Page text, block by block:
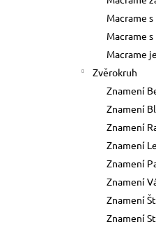
Macrame
Macrame
Macrame
Zvěrokruh
Znamení
Znamení
Znamení
Znamení
Znamení
Znamení
Znamení
Znamení
Původně: 89 Kč